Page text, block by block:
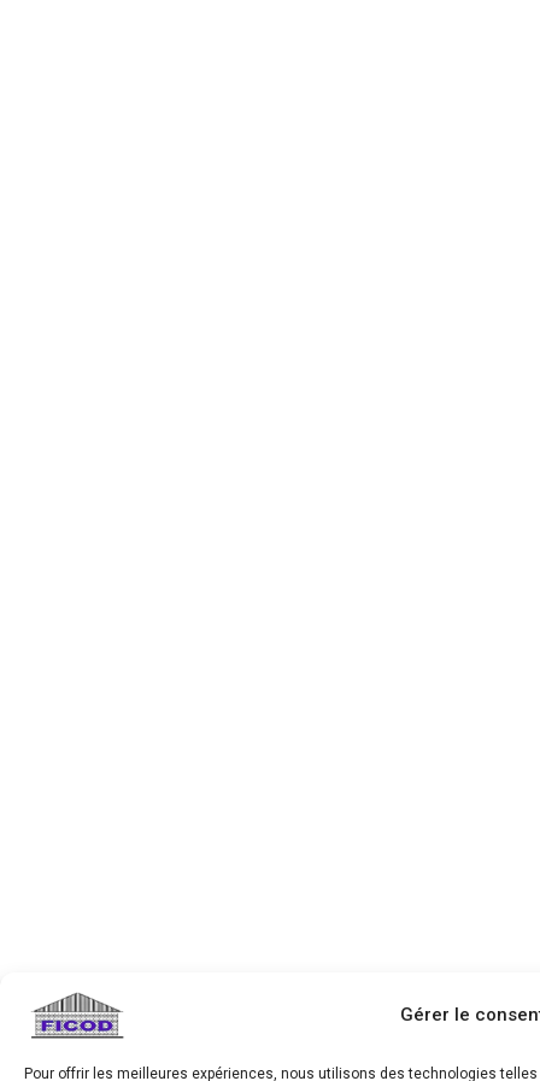
Gérer le
Pour offrir les meilleures expériences, nous utilisons des technologies